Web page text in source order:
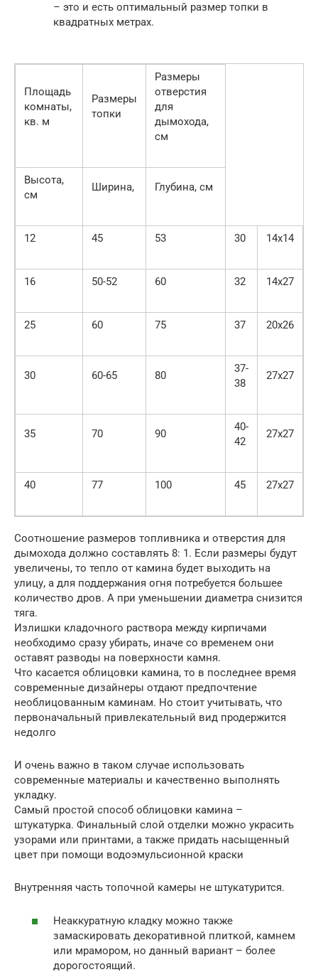
– это и есть оптимальный размер топки в
квадратных метрах.
Площадь
комнаты,
кв. м
Размеры
топки
Размеры
отверстия
для
дымохода,
см
Высота,
см
Ширина, Глубина, см
12 45 53 30 14х14
16 50-52 60 32 14х27
25 60 75 37 20х26
30 60-65 80
37-
38
27х27
35 70 90
40-
42
27х27
40 77 100 45 27х27
Соотношение размеров топливника и отверстия для
дымохода должно составлять 8: 1. Если размеры будут
увеличены, то тепло от камина будет выходить на
улицу, а для поддержания огня потребуется большее
количество дров. А при уменьшении диаметра снизится
тяга.
Излишки кладочного раствора между кирпичами
необходимо сразу убирать, иначе со временем они
оставят разводы на поверхности камня.
Что касается облицовки камина, то в последнее время
современные дизайнеры отдают предпочтение
необлицованным каминам. Но стоит учитывать, что
первоначальный привлекательный вид продержится
недолго
И очень важно в таком случае использовать
современные материалы и качественно выполнять
укладку.
Самый простой способ облицовки камина –
штукатурка. Финальный слой отделки можно украсить
узорами или принтами, а также придать насыщенный
цвет при помощи водоэмульсионной краски
Внутренняя часть топочной камеры не штукатурится.
Неаккуратную кладку можно также
замаскировать декоративной плиткой, камнем
или мрамором, но данный вариант – более
дорогостоящий.